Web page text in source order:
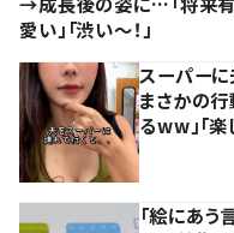
愛い」「渋い～！」
スーパー
まさかの行
るww」「
「絵にあ